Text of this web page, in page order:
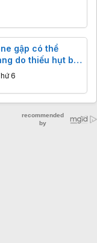
gập có thể
do thiếu hụt bộ
6